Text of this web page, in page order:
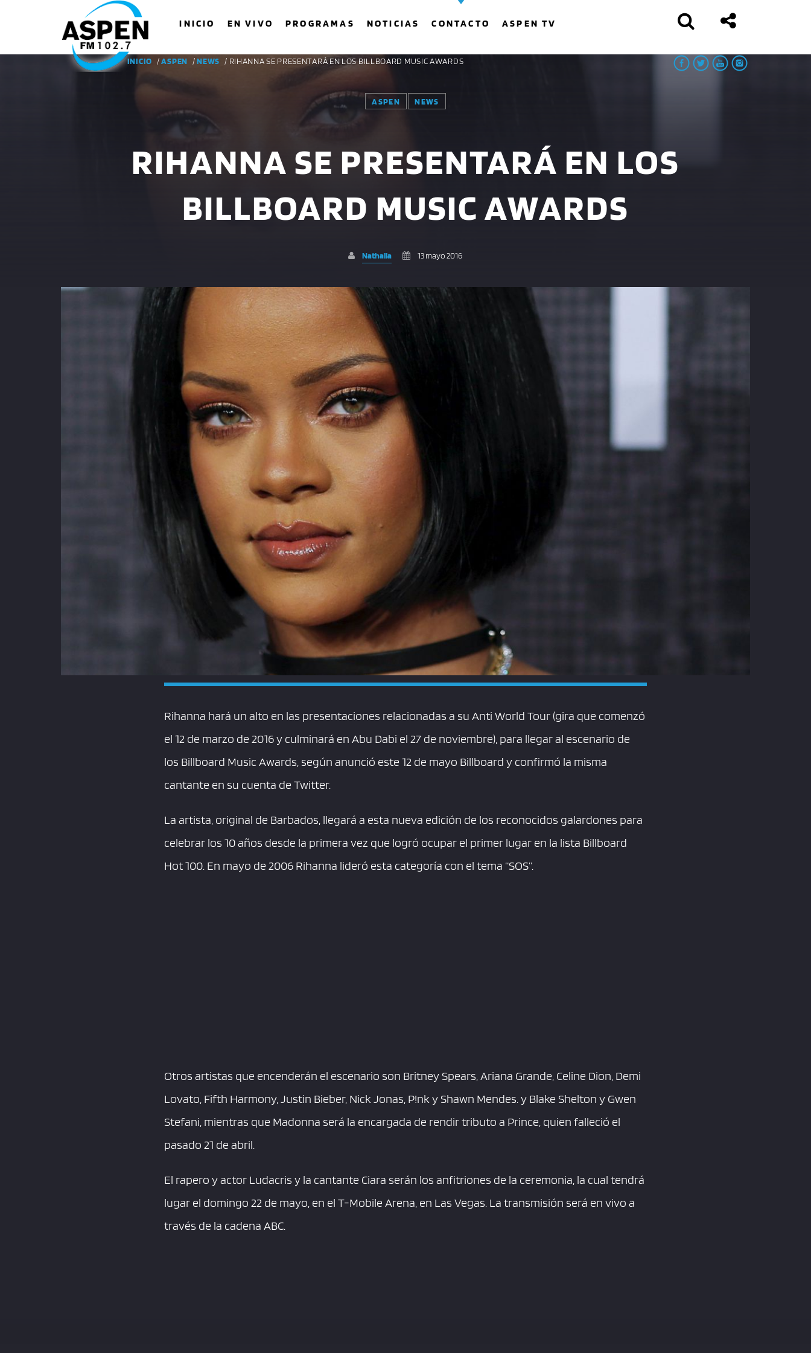
INICIO EN VIVO PROGRAMAS NOTICIAS CONTACTO ASPEN TV
INICIO /ASPEN /NEWS / RIHANNA SE PRESENTARÁ EN LOS BILLBOARD MUSIC AWARDS
ASPEN NEWS
RIHANNA SE PRESENTARÁ EN LOS
BILLBOARD MUSIC AWARDS
Nathalia 13 mayo 2016
Rihanna hará un alto en las presentaciones relacionadas a su Anti World Tour (gira que comenzó
el 12 de marzo de 2016 y culminará en Abu Dabi el 27 de noviembre), para llegar al escenario de
los Billboard Music Awards, según anunció este 12 de mayo Billboard y confirmó la misma
cantante en su cuenta de Twitter.
La artista, original de Barbados, llegará a esta nueva edición de los reconocidos galardones para
celebrar los 10 años desde la primera vez que logró ocupar el primer lugar en la lista Billboard
Hot 100. En mayo de 2006 Rihanna lideró esta categoría con el tema “SOS”.
Otros artistas que encenderán el escenario son Britney Spears, Ariana Grande, Celine Dion, Demi
Lovato, Fifth Harmony, Justin Bieber, Nick Jonas, P!nk y Shawn Mendes. y Blake Shelton y Gwen
Stefani, mientras que Madonna será la encargada de rendir tributo a Prince, quien falleció el
pasado 21 de abril.
El rapero y actor Ludacris y la cantante Ciara serán los anfitriones de la ceremonia, la cual tendrá
lugar el domingo 22 de mayo, en el T-Mobile Arena, en Las Vegas. La transmisión será en vivo a
través de la cadena ABC.